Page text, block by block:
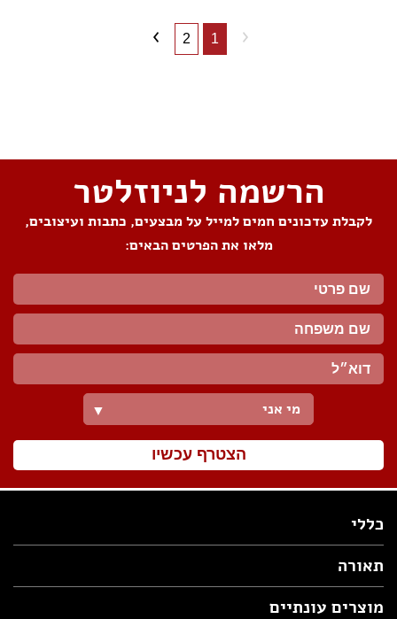
1
2
הרשמה לניוזלטר
לקבלת עדכונים חמים למייל על מבצעים, כתבות ועיצובים,
מלאו את הפרטים הבאים:
מי אני ▼
הצטרף עכשיו
כללי
תאורה
מוצרים עונתיים